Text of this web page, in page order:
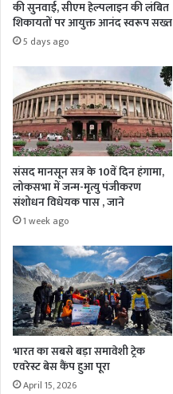
की सुनवाई, सीएम हेल्पलाइन की लंबित
शिकायतों पर आयुक्त आनंद स्वरूप सख्त
5 days ago
संसद मानसून सत्र के 10वें दिन हंगामा,
लोकसभा में जन्म-मृत्यु पंजीकरण
संशोधन विधेयक पास , जाने
1 week ago
भारत का सबसे बड़ा समावेशी ट्रेक
एवरेस्ट बेस कैंप हुआ पूरा
April 15, 2026